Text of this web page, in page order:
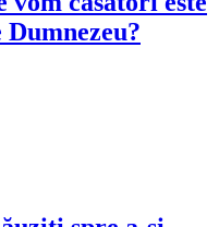
Dumnezeu?